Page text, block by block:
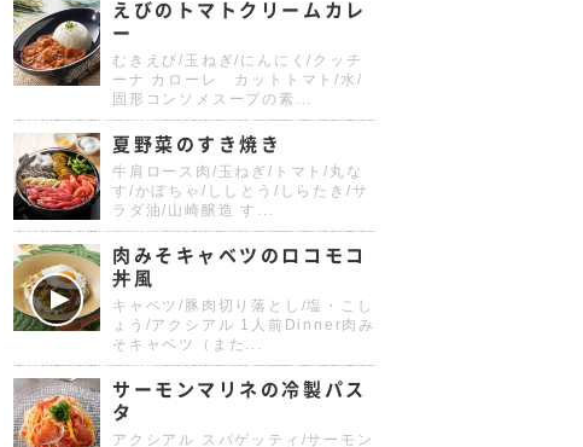
えびのトマトクリームカレ
ー
むきえび/玉ねぎ/にんにく/クッチ
ーナ カローレ カットトマト/水/
固形コンソメスープの素...
夏野菜のすき焼き
牛肩ロース肉/玉ねぎ/トマト/丸な
す/かぼちゃ/ししとう/しらたき/サ
ラダ油/山崎醸造 す...
肉みそキャベツのロコモコ
丼風
キャベツ/豚肉切り落とし/塩・こし
ょう/アクシアル 1人前Dinner肉み
そキャベツ（また...
サーモンマリネの冷製パス
タ
アクシアル スパゲッティ/サーモン